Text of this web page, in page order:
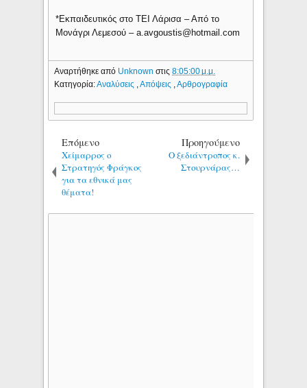
*Εκπαιδευτικός στο ΤΕΙ Λάρισα – Από το
Μονάγρι Λεμεσού – a.avgoustis@hotmail.com
Αναρτήθηκε από Unknownστις8:05:00 μ.μ.
Κατηγορία:Αναλύσεις ,Απόψεις ,Αρθρογραφία
Επόμενο
Χείμαρρος ο
Στρατηγός Φράγκος
για τα εθνικά μας
θέματα!
Προηγούμενο
Ο ξεδιάντροπος κ.
Στουρνάρας…